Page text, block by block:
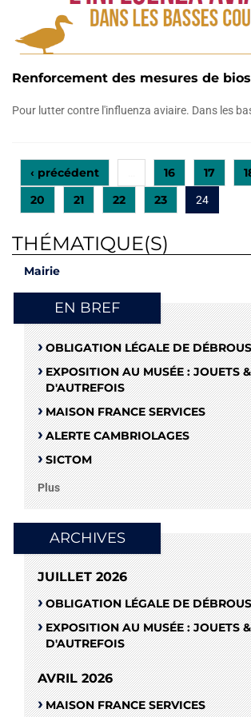
Renforcement des mesures de
Pour lutter contre l'influenza aviaire. Dans les
‹ précédent 16 17
20
21 22 23 24
THÉMATIQUE(S)
Mairie
EN BREF
OBLIGATION LÉGALE DE
EXPOSITION AU MUSÉE : JOUETS
D'AUTREFOIS
MAISON FRANCE SERVICES
ALERTE CAMBRIOLAGES
SICTOM
Plus
ARCHIVES
JUILLET 2026
OBLIGATION LÉGALE DE
EXPOSITION AU MUSÉE : JOUETS
D'AUTREFOIS
AVRIL 2026
MAISON FRANCE SERVICES